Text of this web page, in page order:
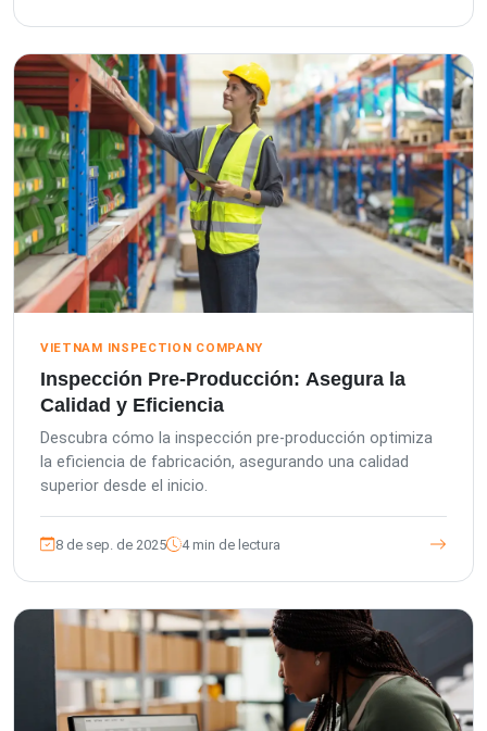
VIETNAM INSPECTION COMPANY
Inspección Pre-Producción: Asegura la
Calidad y Eficiencia
Descubra cómo la inspección pre-producción optimiza
la eficiencia de fabricación, asegurando una calidad
superior desde el inicio.
8 de sep. de 2025 4 min de lectura